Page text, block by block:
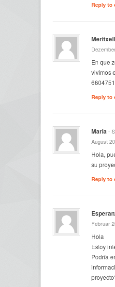
Reply to
Meritxell
En que
vivimos
Reply to
Maria-
August
Hola,
su
Reply to
Februar
Hola
Estoy
Podría